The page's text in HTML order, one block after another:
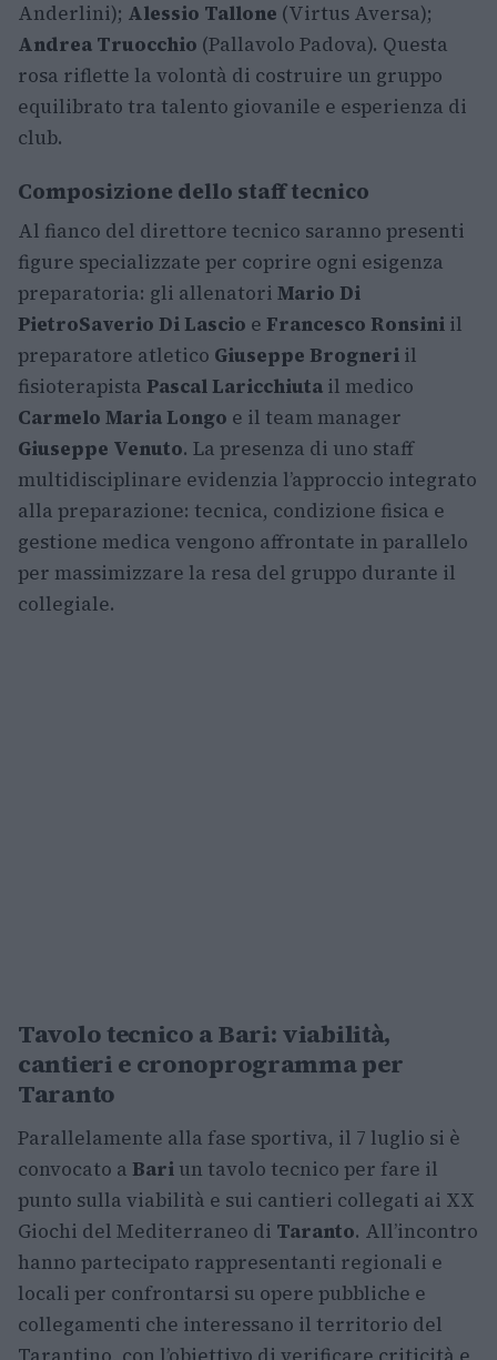
Anderlini); Alessio Tallone (Virtus Aversa);
Andrea Truocchio (Pallavolo Padova). Questa
rosa riflette la volontà di costruire un gruppo
equilibrato tra talento giovanile e esperienza di
club.
Composizione dello staff tecnico
Al fianco del direttore tecnico saranno presenti
figure specializzate per coprire ogni esigenza
preparatoria: gli allenatori Mario Di
PietroSaverio Di Lascio e Francesco Ronsini il
preparatore atletico Giuseppe Brogneri il
fisioterapista Pascal Laricchiuta il medico
Carmelo Maria Longo e il team manager
Giuseppe Venuto. La presenza di uno staff
multidisciplinare evidenzia l’approccio integrato
alla preparazione: tecnica, condizione fisica e
gestione medica vengono affrontate in parallelo
per massimizzare la resa del gruppo durante il
collegiale.
Tavolo tecnico a Bari: viabilità,
cantieri e cronoprogramma per
Taranto
Parallelamente alla fase sportiva, il 7 luglio si è
convocato a Bari un tavolo tecnico per fare il
punto sulla viabilità e sui cantieri collegati ai XX
Giochi del Mediterraneo di Taranto. All’incontro
hanno partecipato rappresentanti regionali e
locali per confrontarsi su opere pubbliche e
collegamenti che interessano il territorio del